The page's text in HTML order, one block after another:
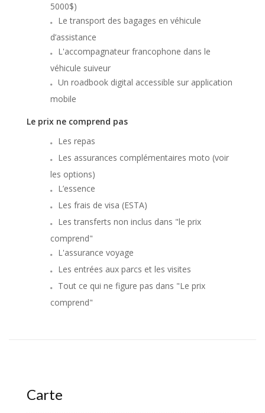
5000$)
Le transport des bagages en véhicule
d’assistance
L'accompagnateur francophone dans le
véhicule suiveur
Un roadbook digital accessible sur application
mobile
Le prix ne comprend pas
Les repas
Les assurances complémentaires moto (voir
les options)
L’essence
Les frais de visa (ESTA)
Les transferts non inclus dans "le prix
comprend"
L'assurance voyage
Les entrées aux parcs et les visites
Tout ce qui ne figure pas dans "Le prix
comprend"
Carte